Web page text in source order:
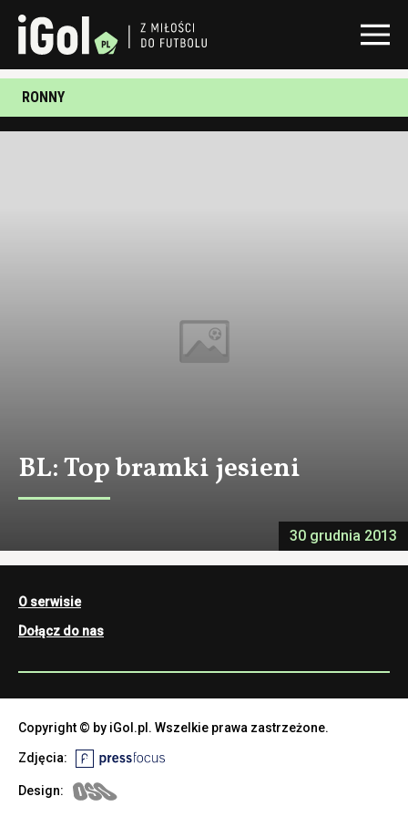
RONNY
30 grudnia 2013
BL: Top bramki jesieni
O serwisie
Dołącz do nas
Copyright © by iGol.pl. Wszelkie prawa zastrzeżone.
Zdjęcia:
Design: